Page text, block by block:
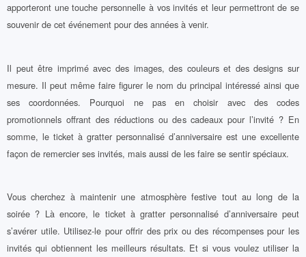
apporteront une touche personnelle à vos invités et leur permettront de se
souvenir de cet événement pour des années à venir.
Il peut être imprimé avec des images, des couleurs et des designs sur
mesure. Il peut même faire figurer le nom du principal intéressé ainsi que
ses coordonnées. Pourquoi ne pas en choisir avec des codes
promotionnels offrant des réductions ou des cadeaux pour l’invité ? En
somme, le ticket à gratter personnalisé d’anniversaire est une excellente
façon de remercier ses invités, mais aussi de les faire se sentir spéciaux.
Vous cherchez à maintenir une atmosphère festive tout au long de la
soirée ? Là encore, le ticket à gratter personnalisé d’anniversaire peut
s’avérer utile. Utilisez-le pour offrir des prix ou des récompenses pour les
invités qui obtiennent les meilleurs résultats. Et si vous voulez utiliser la